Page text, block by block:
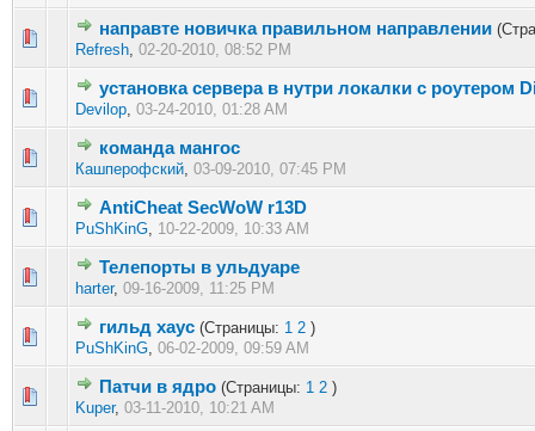
направте новичка правильном направлении
Refresh, 02-20-2010, 08:52 PM
1 голос(ов) - 5 из 5 в среднем
12345
установка сервера в нутри локалки с роутером
Devilop, 03-24-2010, 01:28 AM
1 голос(ов) - 5 из 5 в среднем
12345
команда мангос
Кашперофский, 03-09-2010, 07:45 PM
1 голос(ов) - 5 из 5 в среднем
123
AntiCheat SecWoW r13D
PuShKinG, 10-22-2009, 10:33 AM
1 голос(ов) - 5 из 5 в среднем
12345
Телепорты в ульдуаре
harter, 09-16-2009, 11:25 PM
1 голос(ов) - 5 из 5 в среднем
12345
гильд хаус (Страницы: 1 2 )
PuShKinG, 06-02-2009, 09:59 AM
1 голос(ов) - 5 из 5 в среднем
12345
Патчи в ядро (Страницы: 1 2 )
Kuper, 03-11-2010, 10:21 AM
1 голос(ов) - 5 из 5 в среднем
12345